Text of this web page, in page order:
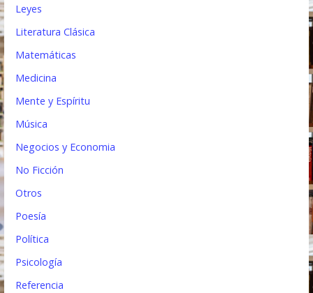
Leyes
Literatura Clásica
Matemáticas
Medicina
Mente y Espíritu
Música
Negocios y Economia
No Ficción
Otros
Poesía
Política
Psicología
Referencia